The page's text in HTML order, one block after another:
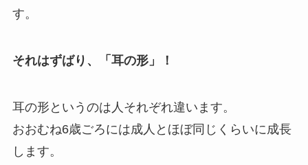
す。
それはずばり、「耳の形」！
耳の形というのは人それぞれ違います。
おおむね6歳ごろには成人とほぼ同じくらいに成長
します。